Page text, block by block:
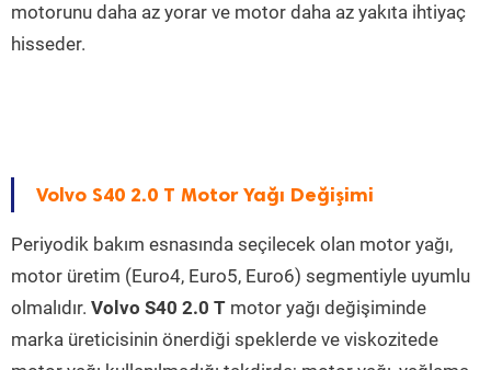
motorunu daha az yorar ve motor daha az yakıta ihtiyaç
hisseder.
Volvo S40 2.0 T Motor Yağı Değişimi
Periyodik bakım esnasında seçilecek olan motor yağı,
motor üretim (Euro4, Euro5, Euro6) segmentiyle uyumlu
olmalıdır. Volvo S40 2.0 T motor yağı değişiminde
marka üreticisinin önerdiği speklerde ve viskozitede